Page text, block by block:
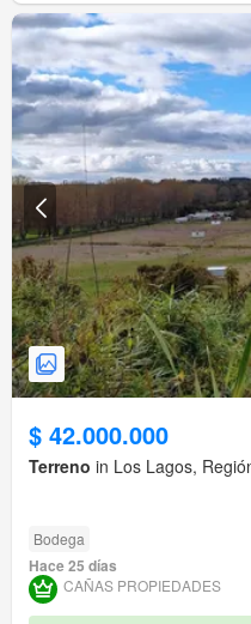
$ 42.000.000
Terreno in Los Lagos,
Bodega
Hace 25 días
CAÑAS PROPIEDADES